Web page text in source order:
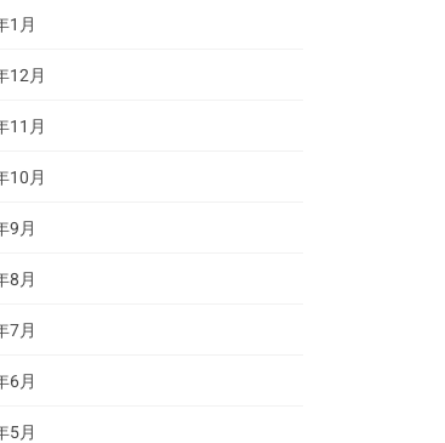
1月
12月
11月
10月
9月
8月
7月
6月
5月